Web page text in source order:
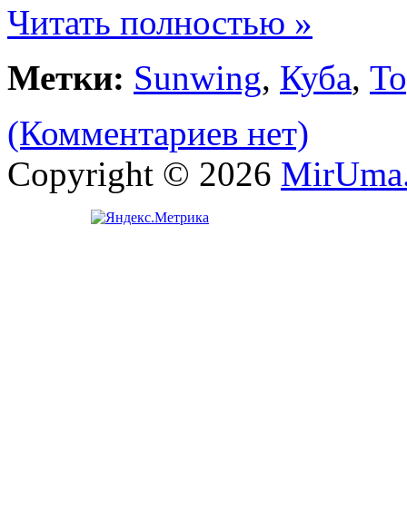
Читать полностью »
Метки: Sunwing, Куба,
(Комментариев нет)
Copyright © 2026